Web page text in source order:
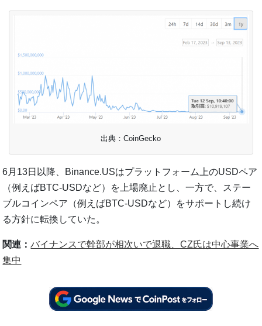
出典：CoinGecko
6月13日以降、Binance.USはプラットフォーム上のUSDペア
（例えばBTC-USDなど）を上場廃止とし、一方で、ステー
ブルコインペア（例えばBTC-USDなど）をサポートし続け
る方針に転換していた。
関連：バイナンスで幹部が相次いで退職、CZ氏は中心事業へ
集中